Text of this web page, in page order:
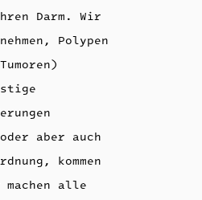
Darm. Wir
Polypen
aber auch
kommen
alle